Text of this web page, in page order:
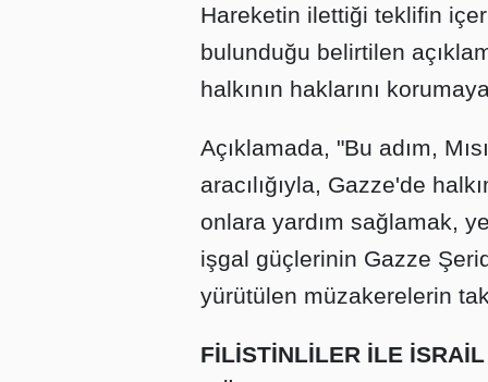
Hareketin ilettiği teklifin
bulunduğu belirtilen
halkının haklarını
Açıklamada, "Bu adım,
aracılığıyla, Gazze'de
onlara yardım sağlamak,
işgal güçlerinin Gazze
yürütülen müzakerelerin
FİLİSTİNLİLER İLE İSRAİL